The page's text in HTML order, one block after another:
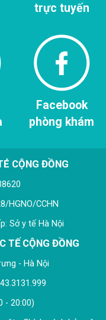
trực tuyến
Facebook
phòng khám
CỘNG ĐỒNG
HGNO/CCHN
Sở y tế Hà Nội
TẾ CỘNG ĐỒNG
- Hà Nội
- 20:00)